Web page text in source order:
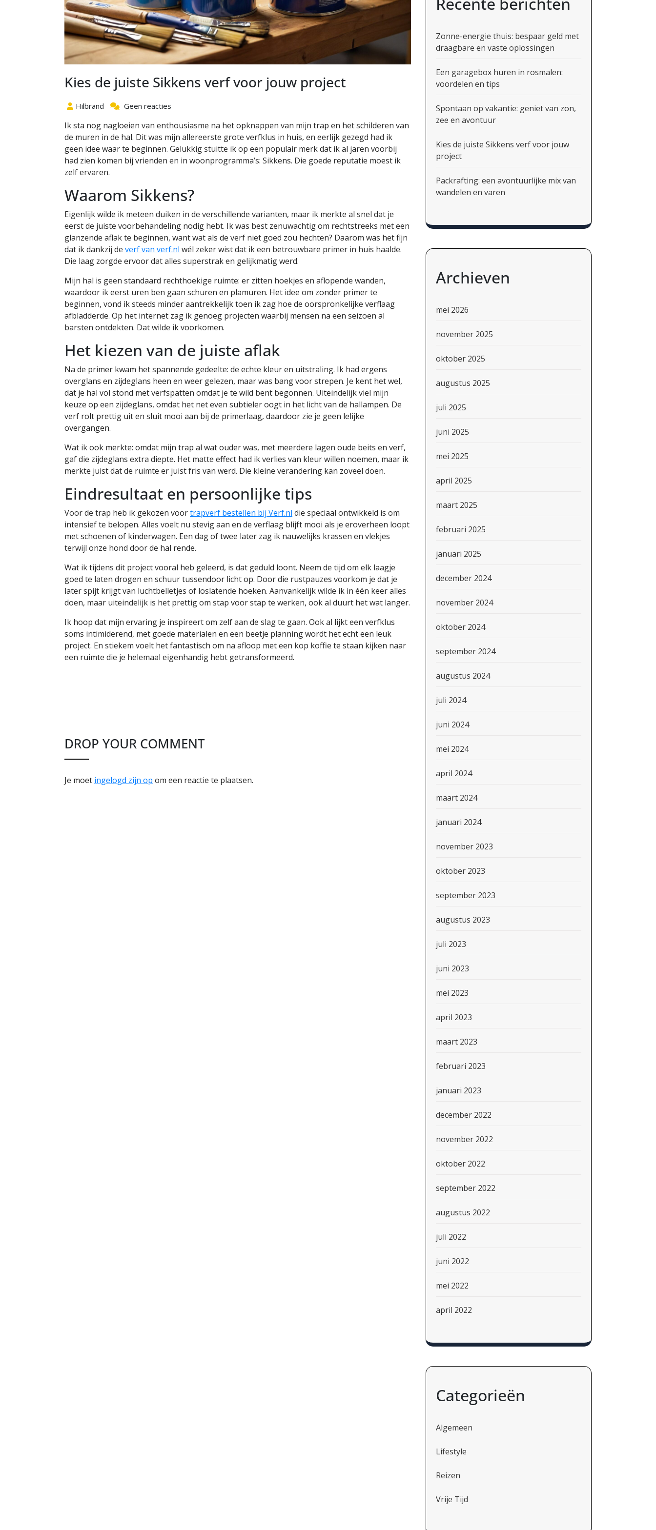
Kies de juiste Sikkens verf voor jouw project
Hilbrand Geen reacties
Ik sta nog nagloeien van enthousiasme na het opknappen van mijn trap en het schilderen van
de muren in de hal. Dit was mijn allereerste grote verfklus in huis, en eerlijk gezegd had ik
geen idee waar te beginnen. Gelukkig stuitte ik op een populair merk dat ik al jaren voorbij
had zien komen bij vrienden en in woonprogramma’s: Sikkens. Die goede reputatie moest ik
zelf ervaren.
Waarom Sikkens?
Eigenlijk wilde ik meteen duiken in de verschillende varianten, maar ik merkte al snel dat je
eerst de juiste voorbehandeling nodig hebt. Ik was best zenuwachtig om rechtstreeks met een
glanzende aflak te beginnen, want wat als de verf niet goed zou hechten? Daarom was het fijn
dat ik dankzij de verf van verf.nl wél zeker wist dat ik een betrouwbare primer in huis haalde.
Die laag zorgde ervoor dat alles superstrak en gelijkmatig werd.
Mijn hal is geen standaard rechthoekige ruimte: er zitten hoekjes en aflopende wanden,
waardoor ik eerst uren ben gaan schuren en plamuren. Het idee om zonder primer te
beginnen, vond ik steeds minder aantrekkelijk toen ik zag hoe de oorspronkelijke verflaag
afbladderde. Op het internet zag ik genoeg projecten waarbij mensen na een seizoen al
barsten ontdekten. Dat wilde ik voorkomen.
Het kiezen van de juiste aflak
Na de primer kwam het spannende gedeelte: de echte kleur en uitstraling. Ik had ergens
overglans en zijdeglans heen en weer gelezen, maar was bang voor strepen. Je kent het wel,
dat je hal vol stond met verfspatten omdat je te wild bent begonnen. Uiteindelijk viel mijn
keuze op een zijdeglans, omdat het net even subtieler oogt in het licht van de hallampen. De
verf rolt prettig uit en sluit mooi aan bij de primerlaag, daardoor zie je geen lelijke
overgangen.
Wat ik ook merkte: omdat mijn trap al wat ouder was, met meerdere lagen oude beits en verf,
gaf die zijdeglans extra diepte. Het matte effect had ik verlies van kleur willen noemen, maar ik
merkte juist dat de ruimte er juist fris van werd. Die kleine verandering kan zoveel doen.
Eindresultaat en persoonlijke tips
Voor de trap heb ik gekozen voortrapverf bestellen bij Verf.nl die speciaal ontwikkeld is om
intensief te belopen. Alles voelt nu stevig aan en de verflaag blijft mooi als je eroverheen loopt
met schoenen of kinderwagen. Een dag of twee later zag ik nauwelijks krassen en vlekjes
terwijl onze hond door de hal rende.
Wat ik tijdens dit project vooral heb geleerd, is dat geduld loont. Neem de tijd om elk laagje
goed te laten drogen en schuur tussendoor licht op. Door die rustpauzes voorkom je dat je
later spijt krijgt van luchtbelletjes of loslatende hoeken. Aanvankelijk wilde ik in één keer alles
doen, maar uiteindelijk is het prettig om stap voor stap te werken, ook al duurt het wat langer.
Ik hoop dat mijn ervaring je inspireert om zelf aan de slag te gaan. Ook al lijkt een verfklus
soms intimiderend, met goede materialen en een beetje planning wordt het echt een leuk
project. En stiekem voelt het fantastisch om na afloop met een kop koffie te staan kijken naar
een ruimte die je helemaal eigenhandig hebt getransformeerd.
DROP YOUR COMMENT
Je moet ingelogd zijn op om een reactie te plaatsen.
Zonne-energie thuis: bespaar geld met
draagbare en vaste oplossingen
Een garagebox huren in rosmalen:
voordelen en tips
Spontaan op vakantie: geniet van zon,
zee en avontuur
Kies de juiste Sikkens verf voor jouw
project
Packrafting: een avontuurlijke mix van
wandelen en varen
Archieven
mei 2026
november 2025
oktober 2025
augustus 2025
juli 2025
juni 2025
mei 2025
april 2025
maart 2025
februari 2025
januari 2025
december 2024
november 2024
oktober 2024
september 2024
augustus 2024
juli 2024
juni 2024
mei 2024
april 2024
maart 2024
januari 2024
november 2023
oktober 2023
september 2023
augustus 2023
juli 2023
juni 2023
mei 2023
april 2023
maart 2023
februari 2023
januari 2023
december 2022
november 2022
oktober 2022
september 2022
augustus 2022
juli 2022
juni 2022
mei 2022
april 2022
Categorieën
Algemeen
Lifestyle
Reizen
Vrije Tijd